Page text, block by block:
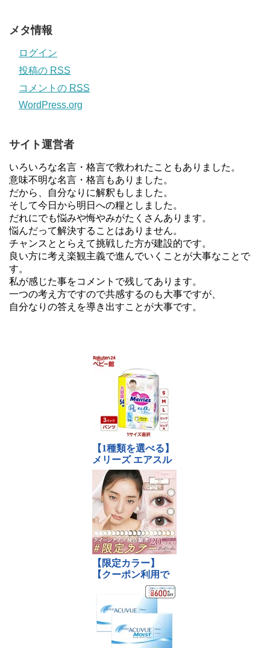
メタ情報
ログイン
投稿の RSS
コメントの RSS
WordPress.org
サイト運営者
いろいろな名言・格言で救われたこともありました。
意味不明な名言・格言もありました。
だから、自分なりに解釈もしました。
そして今日から明日への糧としました。
だれにでも悩みや悔やみがたくさんあります。
悩んだって解決することはありません。
チャンスととらえて挑戦した方が建設的です。
良い方に考え楽観主義で進んでいくことが大事なことで
す。
私が感じた事をコメントで残してあります。
一つの考え方ですので共感するのも大事ですが、
自分なりの答えを導き出すことが大事です。